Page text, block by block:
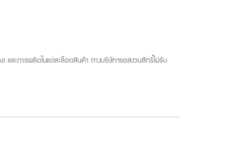
และการผลิตในแต่ละล็อตสินค้า ทางบริษัทฯขอสงวนสิทธิ์ไม่รับ